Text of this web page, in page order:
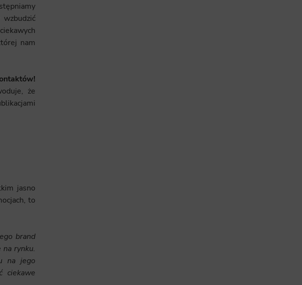
similar technologies allow us to measure the
user based on browsing history and habits and
most appropriate.
nam
że
jasno
to
brand
rynku.
na jego
ciekawe